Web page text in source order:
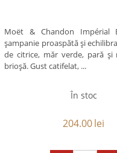
Moët & Chandon Impérial
șampanie proaspătă și
de citrice, măr verde, pară
brioșă. Gust catifelat, ...
În stoc
204.00lei